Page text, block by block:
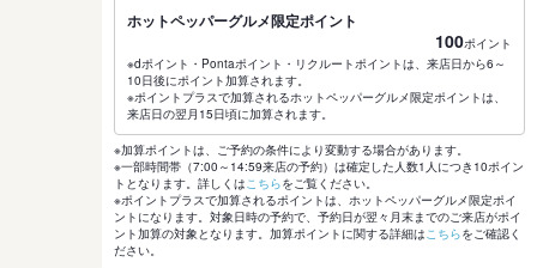
ホットペッパーグルメ限定ポイント
100ポイント
※dポイント・Pontaポイント・リクルートポイントは、来店日から6～
10日後にポイント加算されます。
※ポイントプラスで加算されるホットペッパーグルメ限定ポイントは、
来店日の翌月15日頃に加算されます。
※加算ポイントは、ご予約の条件により変動する場合があります。
※一部時間帯（7:00～14:59来店の予約）は確定した人数1人につき10ポイン
トとなります。詳しくはこちらをご覧ください。
※ポイントプラスで加算されるポイントは、ホットペッパーグルメ限定ポイ
ントになります。対象日時の予約で、予約日が翌々月末までのご来店がポイ
ント加算の対象となります。加算ポイントに関する詳細はこちらをご確認く
ださい。